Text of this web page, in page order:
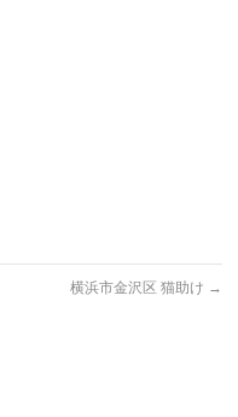
横浜市金沢区 猫助け →